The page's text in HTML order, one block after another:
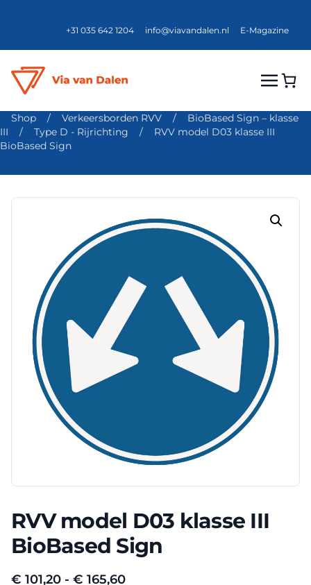
+31 035 642 1204 info@viavandalen.nl E-Magazine
Shop / Verkeersborden RVV /
BioBased Sign – klasse
III
/ Type D - Rijrichting /
RVV model D03 klasse III
BioBased Sign
RVV model D03 klasse III
BioBased Sign
€ 101,20 - € 165,60Prijsklasse: